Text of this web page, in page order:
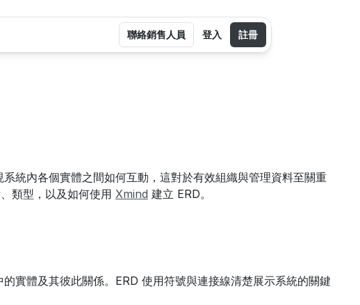
統內各個實體之間如何互動，這對於有效組織與管理資料至關重
類型，以及如何使用 Xmind 建立 ERD。
實體及其彼此關係。ERD 使用符號與連接線清楚展示系統的關鍵
聯絡銷售人員 登入 註冊